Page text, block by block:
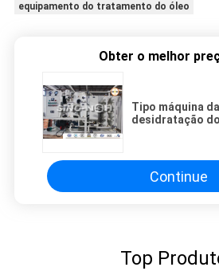
equipamento do tratamento do óleo
Obter o melhor
Tipo máquina
desidratação
Continue
Top